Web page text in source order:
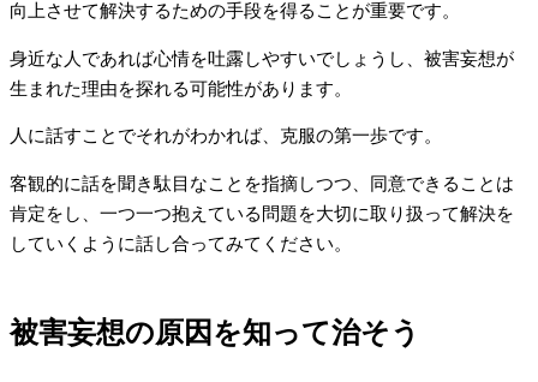
向上させて解決するための手段を得ることが重要です。
身近な人であれば心情を吐露しやすいでしょうし、被害妄想が
生まれた理由を探れる可能性があります。
人に話すことでそれがわかれば、克服の第一歩です。
客観的に話を聞き駄目なことを指摘しつつ、同意できることは
肯定をし、一つ一つ抱えている問題を大切に取り扱って解決を
していくように話し合ってみてください。
被害妄想の原因を知って治そう